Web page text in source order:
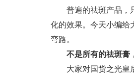
普遍的祛斑产品，
化的效果。今天小编给
弯路。
不是所有的祛斑膏
大家对国货之光皇